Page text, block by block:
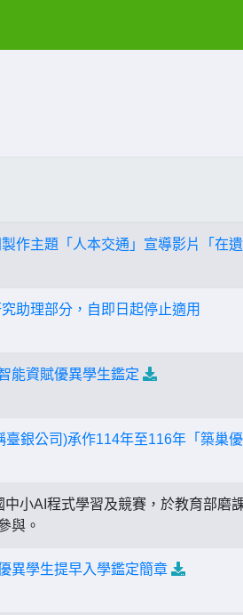
作主題「人本交通」宣導影片「在遺
助理部分，自即日起停止適用
能資賦優異學生鑑定
臺銀公司)承作114年至116年「築巢
小AI程式學習及競賽，於教育部磨
與。
異學生提早入學鑑定簡章